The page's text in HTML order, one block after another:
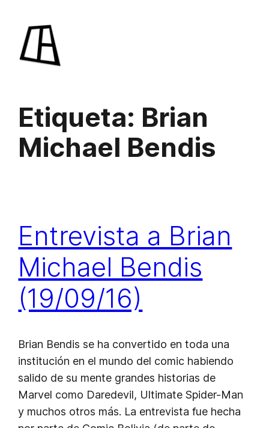
contenido
Etiqueta: Brian
Michael Bendis
Entrevista a Brian
Michael Bendis
(19/09/16)
Brian Bendis se ha convertido en toda una
institución en el mundo del comic habiendo
salido de su mente grandes historias de
Marvel como Daredevil, Ultimate Spider-Man
y muchos otros más. La entrevista fue hecha